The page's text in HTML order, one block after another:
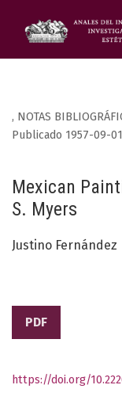
, NOTAS
Mexican
S. Myers
Publicado 1957-09-01
Justino Fernández
PDF
https://doi.org/